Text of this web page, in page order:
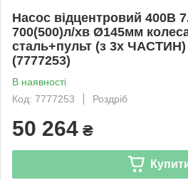
Насос відцентровий 400В
700(500)л/хв Ø145мм
сталь+пульт (з 3х ЧАСТИН)
(7777253)
В наявності
Код: 7777253
Роздріб
50 264 ₴